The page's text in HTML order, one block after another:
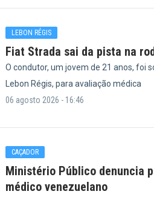
LEBON RÉGIS
Fiat Strada sai da pista na
O condutor, um jovem de 21 anos, foi
Lebon Régis, para avaliação médica
06 agosto 2026 - 16:46
CAÇADOR
Ministério Público denuncia
médico venezuelano